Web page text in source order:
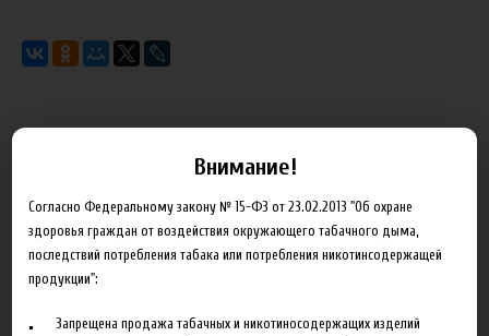
Bubble Wine - шампанское с чёрной смородиной и
дольками лимона.
Creamy Clove - клубника в сливках с дольками персика.
Внимание!
Согласно Федеральному закону № 15-ФЗ от 23.02.2013 "Об охране
здоровья граждан от воздействия окружающего табачного дыма,
последствий потребления табака или потребления никотинсодержащей
продукции":
Запрещена продажа табачных и никотиносодержащих изделий